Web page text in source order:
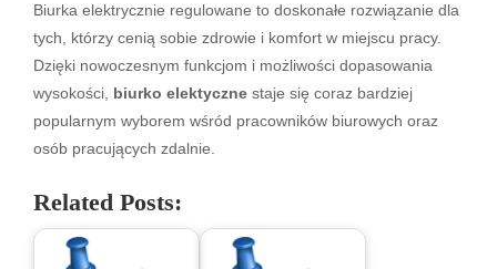
Biurka elektrycznie regulowane to doskonałe rozwiązanie dla
tych, którzy cenią sobie zdrowie i komfort w miejscu pracy.
Dzięki nowoczesnym funkcjom i możliwości dopasowania
wysokości, biurko elektyczne staje się coraz bardziej
popularnym wyborem wśród pracowników biurowych oraz
osób pracujących zdalnie.
Related Posts: